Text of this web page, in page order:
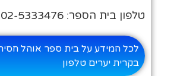
טלפון בית הספר: 02-5333476
לכל המידע על בית ספר אוהל חסיה
בקרית יערים טלפון